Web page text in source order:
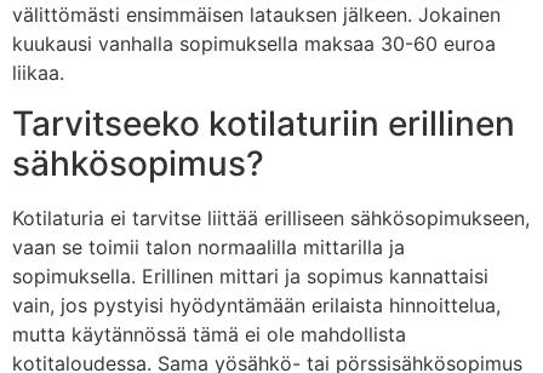
välittömästi ensimmäisen latauksen jälkeen. Jokainen
kuukausi vanhalla sopimuksella maksaa 30-60 euroa
liikaa.
Tarvitseeko kotilaturiin erillinen
sähkösopimus?
Kotilaturia ei tarvitse liittää erilliseen sähkösopimukseen,
vaan se toimii talon normaalilla mittarilla ja
sopimuksella. Erillinen mittari ja sopimus kannattaisi
vain, jos pystyisi hyödyntämään erilaista hinnoittelua,
mutta käytännössä tämä ei ole mahdollista
kotitaloudessa. Sama yösähkö- tai pörssisähkösopimus